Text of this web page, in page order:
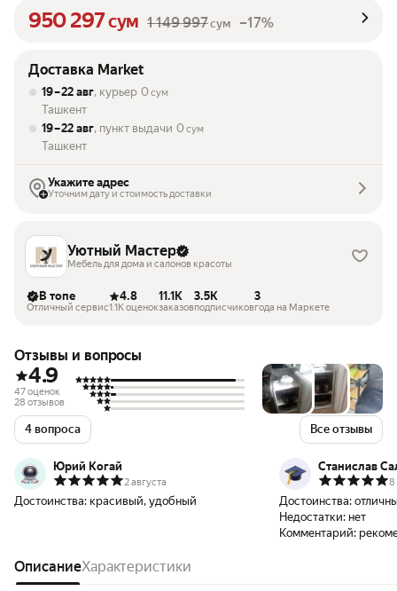
950 297сум 1 149 997сум –17%
Доставка Market
19 – 22 авг, курьер 0 сум
Ташкент
19 – 22 авг, пункт выдачи 0 сум
Ташкент
Укажите адрес
Уточним дату и стоимость доставки
Уютный Мастер
Мебель для дома и салонов красоты
В топе
Отличный сервис
4.8
1.1K оценок
11.1K
заказов
3.5K
подписчиков
3
года на Маркете
Отзывы и вопросы
4.9
47 оценок
28 отзывов
4 вопроса Все отзывы
Юрий Когай
2 августа
Достоинства: красивый, удобный
Станислав
8
Достоинства:
Недостатки: нет
Комментарий:
ОписаниеХарактеристики